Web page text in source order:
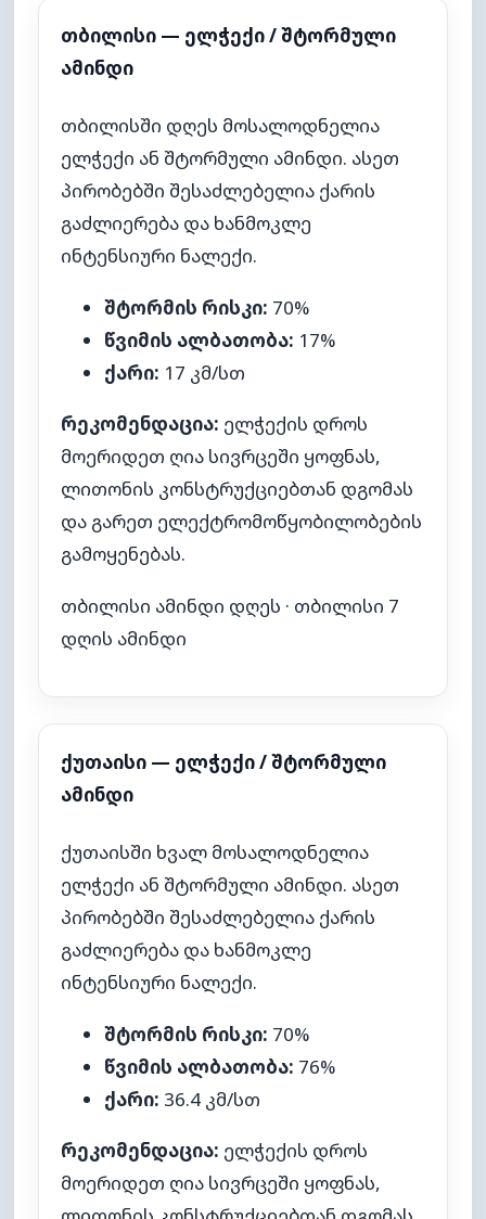
თბილისი — ელჭექი / შტორმული
ამინდი
თბილისში დღეს მოსალოდნელია
ელჭექი ან შტორმული ამინდი. ასეთ
პირობებში შესაძლებელია ქარის
გაძლიერება და ხანმოკლე
ინტენსიური ნალექი.
შტორმის რისკი: 70%
წვიმის ალბათობა: 17%
ქარი: 17 კმ/სთ
რეკომენდაცია: ელჭექის დროს
მოერიდეთ ღია სივრცეში ყოფნას,
ლითონის კონსტრუქციებთან დგომას
და გარეთ ელექტრომოწყობილობების
გამოყენებას.
თბილისი ამინდი დღეს · თბილისი 7
დღის ამინდი
ქუთაისი — ელჭექი / შტორმული
ამინდი
ქუთაისში ხვალ მოსალოდნელია
ელჭექი ან შტორმული ამინდი. ასეთ
პირობებში შესაძლებელია ქარის
გაძლიერება და ხანმოკლე
ინტენსიური ნალექი.
შტორმის რისკი: 70%
წვიმის ალბათობა: 76%
ქარი: 36.4 კმ/სთ
რეკომენდაცია: ელჭექის დროს
მოერიდეთ ღია სივრცეში ყოფნას,